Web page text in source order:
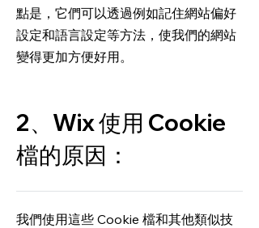
點是，它們可以透過例如記住網站偏好
設定和語言設定等方法，使我們的網站
變得更加方便好用。
我們使用這些 Cookie 檔和其他類似技
2、Wix 使用 Cookie
檔的原因：